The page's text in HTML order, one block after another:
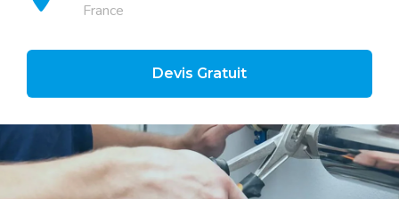
France
Devis Gratuit